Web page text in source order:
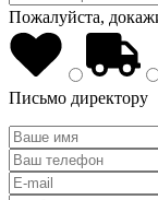
Пожалуйста,
Письмо директору